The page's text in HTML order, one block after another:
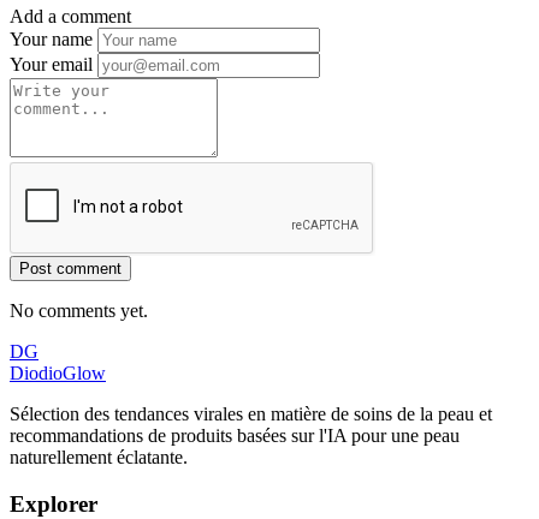
Add a comment
Your name
Your email
Post comment
No comments yet.
DG
DiodioGlow
Sélection des tendances virales en matière de soins de la peau et
recommandations de produits basées sur l'IA pour une peau
naturellement éclatante.
Explorer